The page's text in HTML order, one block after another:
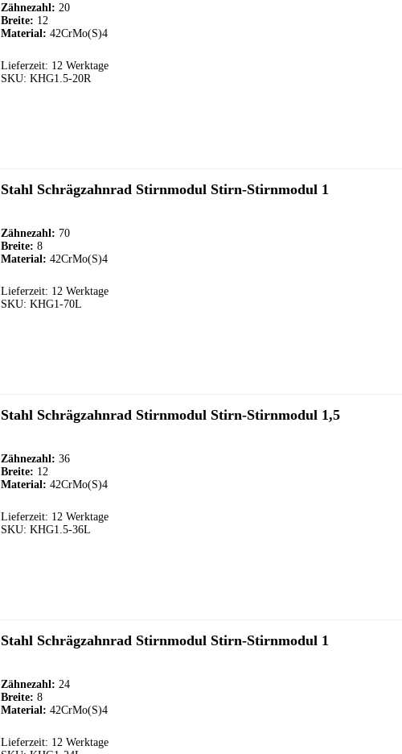
Zähnezahl: 20
Breite: 12
Material: 42CrMo(S)4
Lieferzeit: 12 Werktage
SKU: KHG1.5-20R
Stahl Schrägzahnrad Stirnmodul Stirn-Stirnmodul 1
Zähnezahl: 70
Breite: 8
Material: 42CrMo(S)4
Lieferzeit: 12 Werktage
SKU: KHG1-70L
Stahl Schrägzahnrad Stirnmodul Stirn-Stirnmodul 1,5
Zähnezahl: 36
Breite: 12
Material: 42CrMo(S)4
Lieferzeit: 12 Werktage
SKU: KHG1.5-36L
Stahl Schrägzahnrad Stirnmodul Stirn-Stirnmodul 1
Zähnezahl: 24
Breite: 8
Material: 42CrMo(S)4
Lieferzeit: 12 Werktage